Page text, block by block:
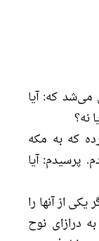
می‌شد که: آیا
نه؟
که به مکه
پرسیدم: آیا
از آنها را
درازای نوح